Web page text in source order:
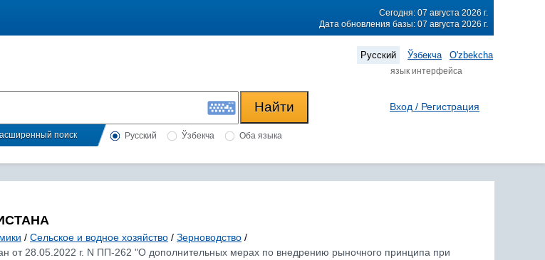
Сегодня: 07 августа 2026 г.
Дата обновления базы: 07 августа 2026 г.
Русский Ўзбекча O'zbekcha
язык интерфейса
поиск Русский Ўзбекча Оба языка
Вход / Регистрация
/ Сельское и водное хозяйство / Зерноводство /
от 28.05.2022 г. N ПП-262 "О дополнительных мерах по внедрению рыночного принципа при